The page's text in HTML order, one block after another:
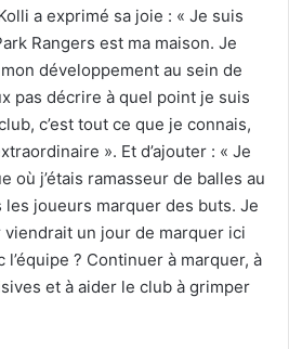
a exprimé sa joie : « Je suis
Rangers est ma maison. Je
développement au sein de
pas décrire à quel point je suis
c’est tout ce que je connais,
». Et d’ajouter : « Je
où j’étais ramasseur de balles au
joueurs marquer des buts. Je
un jour de marquer ici
? Continuer à marquer, à
et à aider le club à grimper